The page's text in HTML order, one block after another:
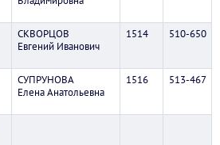
СКВОРЦОВ
Евгений Иванович
1514 510-650
СУПРУНОВА
Елена Анатольевна
1516 513-467